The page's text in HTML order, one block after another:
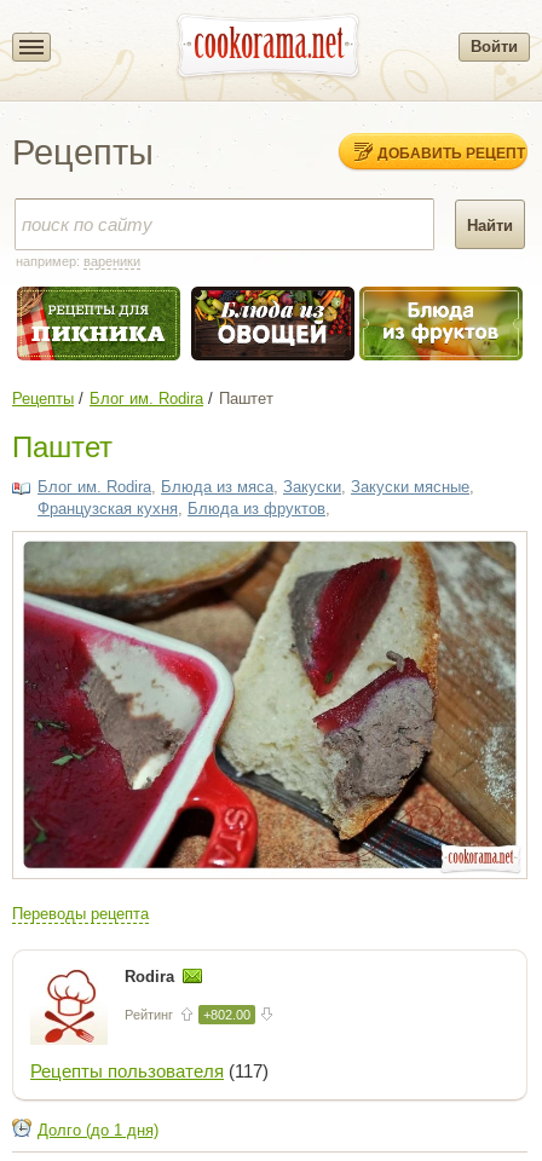
Войти
Рецепты ДОБАВИТЬ РЕЦЕПТ
например: вареники
Рецепты Блог им. Rodira Паштет
Паштет
Блог им. Rodira Блюда из мяса Закуски Закуски мясные
Французская кухня
Блюда из фруктов
Переводы рецепта
Rodira
Рейтинг +802.00
Рецепты пользователя (117)
Долго (до 1 дня)